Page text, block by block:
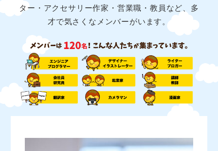
ター・アクセサリー作家・営業職・教員など、多
才で気さくなメンバーがいます。